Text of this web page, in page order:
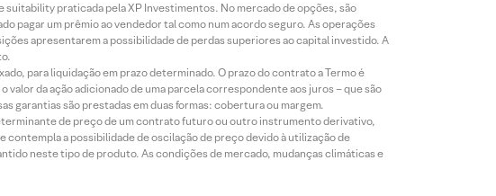
praticada pela XP Investimentos. No mercado de opções, são
pagar um prêmio ao vendedor tal como num acordo seguro. As operações
apresentarem a possibilidade de perdas superiores ao capital investido. A
para liquidação em prazo determinado. O prazo do contrato a Termo é
da ação adicionado de uma parcela correspondente aos juros – que são
garantias são prestadas em duas formas: cobertura ou margem.
de preço de um contrato futuro ou outro instrumento derivativo,
a possibilidade de oscilação de preço devido à utilização de
neste tipo de produto. As condições de mercado, mudanças climáticas e